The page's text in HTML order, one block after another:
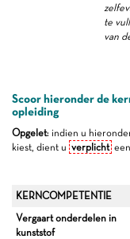
te
van
Scoor hieronder de
opleiding
Opgelet: indien u
kiest, dient u verplicht
KERNCOMPETENTIE
Vergaart onderdelen in
kunststof